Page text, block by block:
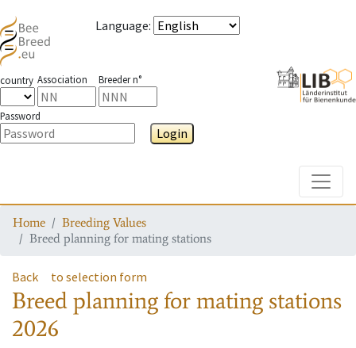
Language:
country Association Breeder n°
Password
Login
Home
Breeding Values
Breed planning for mating stations
Back to selection form
Breed planning for mating stations
2026